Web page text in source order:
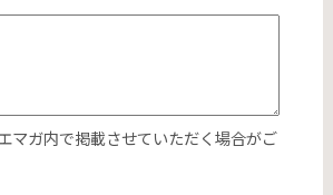
マガ内で掲載させていただく場合がご